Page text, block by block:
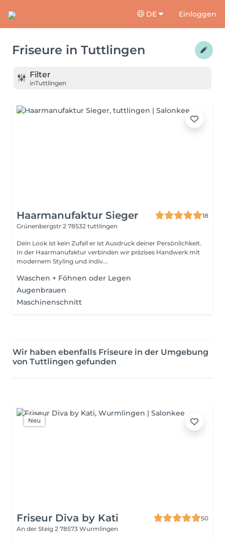
DE Einloggen
Friseure in Tuttlingen
Filter
inTuttlingen
Haarmanufaktur Sieger
18
Grünenbergstr 2 78532 tuttlingen
Dein Look ist kein Zufall er ist Ausdruck deiner Persönlichkeit.
In der Haarmanufaktur verbinden wir präzises Handwerk mit
modernem Styling und indiv...
Waschen + Föhnen oder Legen
Augenbrauen
Maschinenschnitt
Wir haben ebenfalls Friseure in der Umgebung
von Tuttlingen gefunden
Neu
Friseur Diva by Kati
50
An der Steig 2 78573 Wurmlingen